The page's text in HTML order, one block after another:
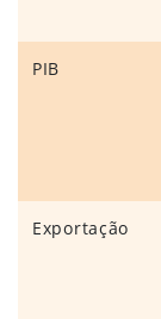
PIB
Exportação